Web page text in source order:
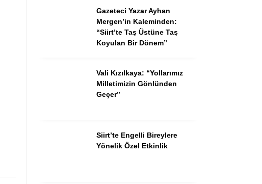
Gazeteci Yazar Ayhan
Mergen’in Kaleminden:
“Siirt’te Taş Üstüne Taş
Koyulan Bir Dönem”
Vali Kızılkaya: “Yollarımız
Milletimizin Gönlünden
Geçer”
Siirt’te Engelli Bireylere
Yönelik Özel Etkinlik